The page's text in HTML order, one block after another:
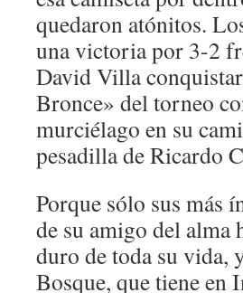
quedaron atónitos.
una victoria por 3-2
David Villa
Bronce» del torneo
murciélago en su
pesadilla de Ricardo
Porque sólo sus más
de su amigo del alma
duro de toda su vida,
Bosque, que tiene en